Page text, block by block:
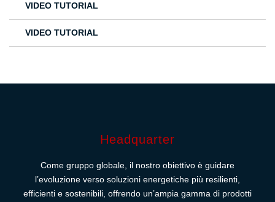
VIDEO TUTORIAL
VIDEO TUTORIAL
Headquarter
Come gruppo globale, il nostro obiettivo è guidare
l’evoluzione verso soluzioni energetiche più resilienti,
efficienti e sostenibili, offrendo un’ampia gamma di prodotti